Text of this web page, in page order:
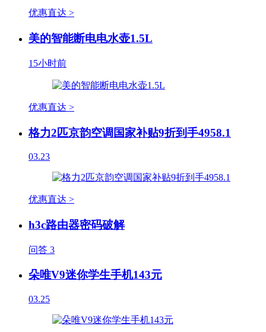
优惠直达 >
美的智能断电电水壶1.5L
15小时前
优惠直达 >
格力2匹京韵空调国家补贴9折到手4958.1
03.23
优惠直达 >
h3c路由器密码破解
问答 3
朵唯V9迷你学生手机143元
03.25